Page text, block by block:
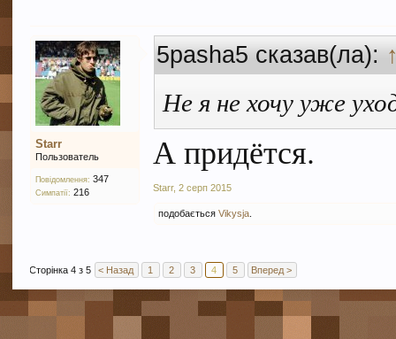
Starr
Пользователь
Повідомлення: 347
Симпатії: 216
5pasha5 сказав(ла):
Не я не хочу уже
А придётся.
Starr,2 серп 2015
подобаєтьсяVikysja
Сторінка 4 з 5 < Назад 1 2 3 4 5 Вперед >